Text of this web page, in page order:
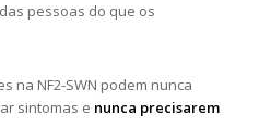
pessoas do que os
na NF2-SWN podem nunca
sintomas e nunca precisarem